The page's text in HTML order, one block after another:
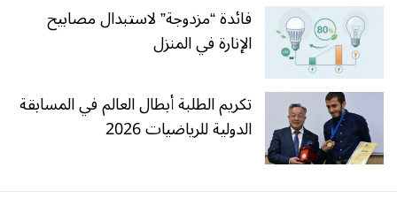
فائدة “مزدوجة” لاستبدال مصابيح
الإنارة في المنزل
تكريم الطلبة أبطال العالم في المسابقة
الدولية للرياضيات 2026